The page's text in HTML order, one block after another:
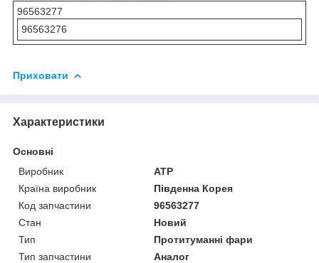
96563277
96563276
Приховати
Характеристики
Основні
Виробник
ATP
Країна виробник
Південна Корея
Код запчастини
96563277
Стан
Новий
Тип
Протитуманні фари
Тип запчастини
Аналог